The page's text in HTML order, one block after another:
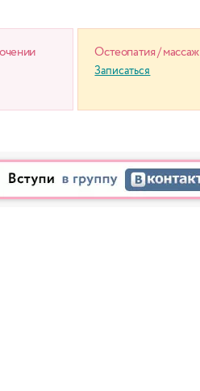
Остеопатия / массаж
Записаться